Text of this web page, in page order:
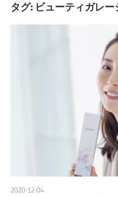
タグ: ビューティガレー
2020-12-04